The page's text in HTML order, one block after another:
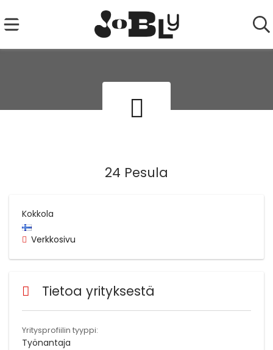
24 Pesula
Kokkola
Verkkosivu
Tietoa yrityksestä
Yritysprofiilin tyyppi:
Työnantaja